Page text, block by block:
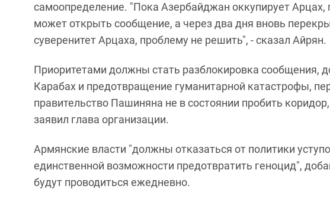
самоопределение. "Пока Азербайджан оккупирует
может открыть сообщение, а через два дня вновь
суверенитет Арцаха, проблему не решить", - сказал Айрян.
Приоритетами должны стать разблокировка сообщения,
Карабах и предотвращение гуманитарной катастрофы,
правительство Пашиняна не в состоянии пробить
заявил глава организации.
Армянские власти "должны отказаться от политики
единственной возможности предотвратить геноцид",
будут проводиться ежедневно.